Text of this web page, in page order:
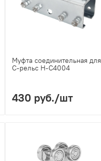
Муфта соединительная для
С-рельс H-C4004
430 руб./шт